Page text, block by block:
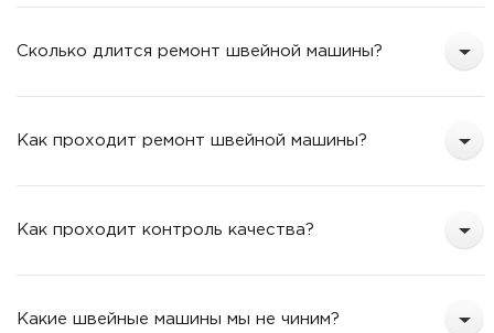
Сколько длится ремонт швейной машины?
Как проходит ремонт швейной машины?
Как проходит контроль качества?
Какие швейные машины мы не чиним?